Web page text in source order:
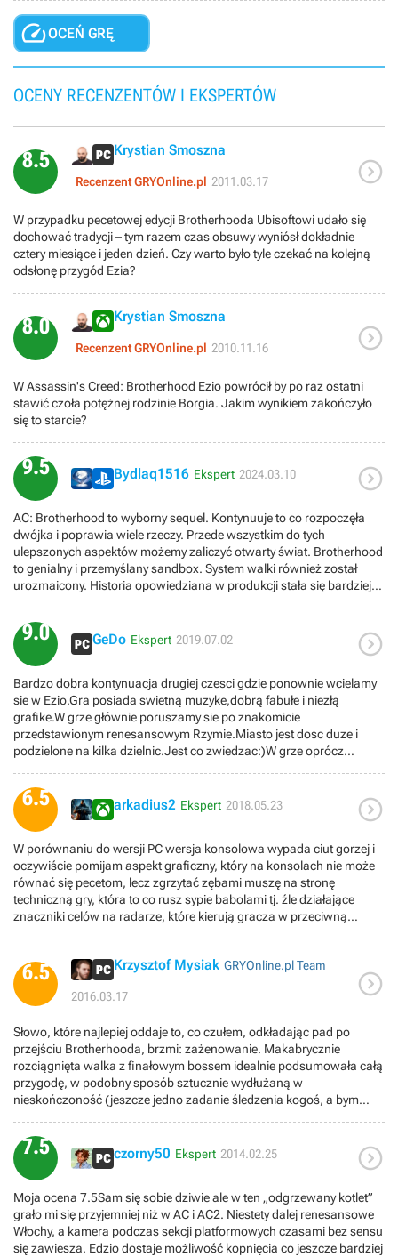
OCEŃ GRĘ
OCENY RECENZENTÓW I EKSPERTÓW
8.5 Krystian Smoszna
Recenzent GRYOnline.pl 2011.03.17 
W przypadku pecetowej edycji Brotherhooda Ubisoftowi udało się
dochować tradycji – tym razem czas obsuwy wyniósł dokładnie
cztery miesiące i jeden dzień. Czy warto było tyle czekać na kolejną
odsłonę przygód Ezia?
8.0 Krystian Smoszna
Recenzent GRYOnline.pl 2010.11.16 
W Assassin's Creed: Brotherhood Ezio powrócił by po raz ostatni
stawić czoła potężnej rodzinie Borgia. Jakim wynikiem zakończyło
się to starcie?
9.5 Bydlaq1516 Ekspert 2024.03.10 
AC: Brotherhood to wyborny sequel. Kontynuuje to co rozpoczęła
dwójka i poprawia wiele rzeczy. Przede wszystkim do tych
ulepszonych aspektów możemy zaliczyć otwarty świat. Brotherhood
to genialny i przemyślany sandbox. System walki również został
urozmaicony. Historia opowiedziana w produkcji stała się bardziej
w pewnym momencie za bardzo przyspieszyła przez co mam
wrażenie niepotrzebnie się skróciła. Jedna z lepszych gier w mojej
bibliotece.
9.0 GeDo Ekspert 2019.07.02 
Bardzo dobra kontynuacja drugiej czesci gdzie ponownie wcielamy
sie w Ezio.Gra posiada swietną muzyke,dobrą fabułe i niezłą
grafike.W grze głównie poruszamy sie po znakomicie
przedstawionym renesansowym Rzymie.Miasto jest dosc duze i
podzielone na kilka dzielnic.Jest co zwiedzac:)W grze oprócz
dwójki jak i całkiem nowych(np. zdobywanie wiez
Borgiów,inwestowanie w sklepy,zarządzanie gildią asasynów i
wysyłaniem ich na misje,nudzic sie nie będziemy).Teraz mozna
swobodnie wychodzic z animusa i zwiedzac kryjówke jako
Desmond.W grze jest sporo ekwipunku jak i sekretów do
zebrania.Mamy rowniez swietnie zaprojektowaną i przejrzystą mape
Rzymu .Polecam
6.5 arkadius2 Ekspert 2018.05.23 
W porównaniu do wersji PC wersja konsolowa wypada ciut gorzej i
oczywiście pomijam aspekt graficzny, który na konsolach nie może
równać się pecetom, lecz zgrzytać zębami muszę na stronę
techniczną gry, która to co rusz sypie babolami tj. źle działające
znaczniki celów na radarze, które kierują gracza w przeciwną
6.5 Krzysztof Mysiak GRYOnline.pl Team
2016.03.17 
Słowo, które najlepiej oddaje to, co czułem, odkładając pad po
przejściu Brotherhooda, brzmi: zażenowanie. Makabrycznie
rozciągnięta walka z finałowym bossem idealnie podsumowała całą
przygodę, w podobny sposób sztucznie wydłużaną w
nieskończoność (jeszcze jedno zadanie śledzenia kogoś, a bym
mechanikę rozgrywki (choćby SI przeciwników), zamiast tworzyć
multiplayer i jakieś quasi-strategiczne metagry. Szkoda, że tak
wyszło, bo zaczynało się cudnie – Rzym był piękny, Ezio
charyzmatyczny, a opowieść o Pierwszej Cywilizacji naprawdę
ciekawa.
7.5 czorny50 Ekspert 2014.02.25 
Moja ocena 7.5Sam się sobie dziwie ale w ten „odgrzewany kotlet”
grało mi się przyjemniej niż w AC i AC2. Niestety dalej renesansowe
Włochy, a kamera podczas sekcji platformowych czasami bez sensu
się zawiesza. Edzio dostaje możliwość kopnięcia co jeszcze bardziej